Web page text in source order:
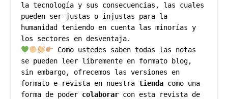
la tecnología y sus consecuencias, las cuales
pueden ser justas o injustas para la
humanidad teniendo en cuenta las minorías y
Como ustedes saben todas las notas
se pueden leer libremente en formato blog,
sin embargo, ofrecemos las versiones en
formato e-revista en nuestra tienda como una
forma de poder colaborar con esta revista de